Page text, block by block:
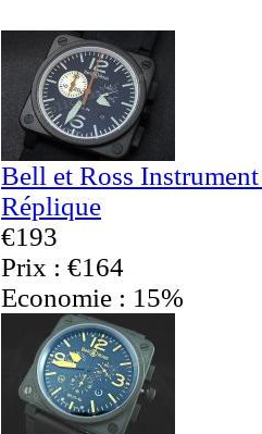
Bell et Ross
Réplique
€193
Prix : €164
Economie : 15%